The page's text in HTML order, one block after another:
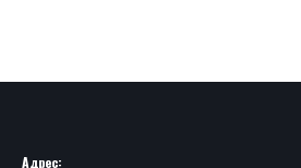
Адрес: